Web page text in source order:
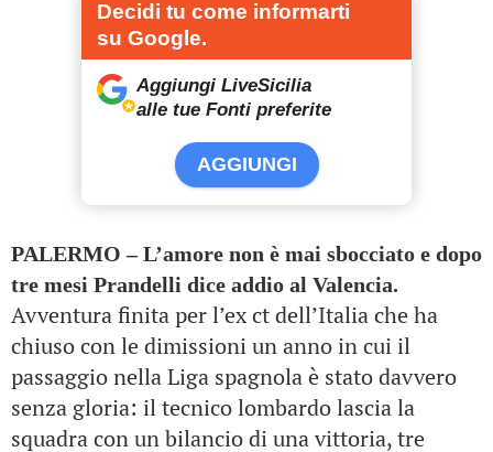
Decidi tu come informarti
su Google.
Aggiungi LiveSicilia
alle tue Fonti preferite
AGGIUNGI
PALERMO – L’amore non è mai sbocciato e dopo
tre mesi Prandelli dice addio al Valencia.
Avventura finita per l’ex ct dell’Italia che ha
chiuso con le dimissioni un anno in cui il
passaggio nella Liga spagnola è stato davvero
senza gloria: il tecnico lombardo lascia la
squadra con un bilancio di una vittoria, tre